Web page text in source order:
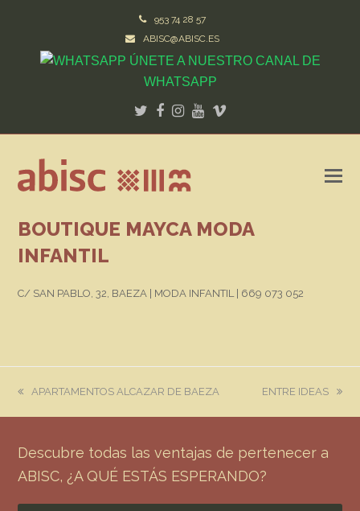
953 74 28 57
ABISC@ABISC.ES
ÚNETE A NUESTRO CANAL DE
WHATSAPP
Twitter
Facebook
Instagram
Youtube
Vimeo
BOUTIQUE MAYCA MODA
INFANTIL
C/ SAN PABLO, 32, BAEZA | MODA INFANTIL | 669 073 052
previous
APARTAMENTOS ALCAZAR DE BAEZA
next
ENTRE IDEAS
Descubre todas las ventajas de pertenecer a
ABISC, ¿A QUÉ ESTÁS ESPERANDO?